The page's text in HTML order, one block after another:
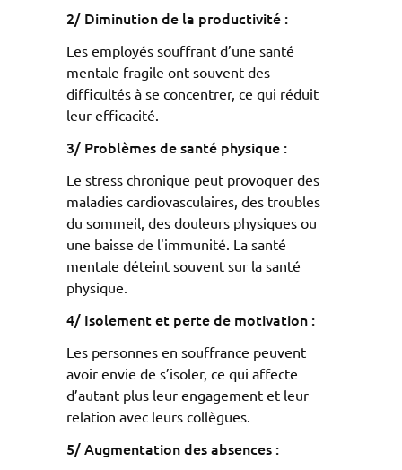
2/ Diminution de la productivité :
Les employés souffrant d’une santé
mentale fragile ont souvent des
difficultés à se concentrer, ce qui réduit
leur efficacité.
3/ Problèmes de santé physique :
Le stress chronique peut provoquer des
maladies cardiovasculaires, des troubles
du sommeil, des douleurs physiques ou
une baisse de l'immunité. La santé
mentale déteint souvent sur la santé
physique.
4/ Isolement et perte de motivation :
Les personnes en souffrance peuvent
avoir envie de s’isoler, ce qui affecte
d’autant plus leur engagement et leur
relation avec leurs collègues.
5/ Augmentation des absences :